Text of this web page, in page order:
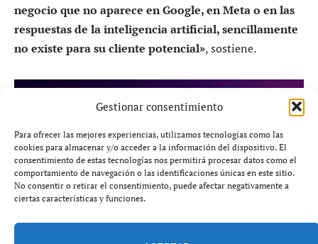
Gestionar consentimiento
Para ofrecer las mejores experiencias, utilizamos tecnologías como las
cookies para almacenar y/o acceder a la información del dispositivo. El
consentimiento de estas tecnologías nos permitirá procesar datos como el
comportamiento de navegación o las identificaciones únicas en este sitio.
No consentir o retirar el consentimiento, puede afectar negativamente a
ciertas características y funciones.
negocio que no aparece en Google, en Meta o en las
respuestas de la inteligencia artificial, sencillamente
no existe para su cliente potencial», sostiene.